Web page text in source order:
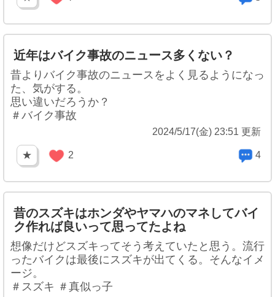
近年はバイク事故のニュース多くない？
昔よりバイク事故のニュースをよく見るようになっ
た、気がする。
思い違いだろうか？
＃バイク事故
2024/5/17(金) 23:51 更新
★ 2 4
昔のスズキはホンダやヤマハのマネしてバイ
ク作れば良いって思ってたよね
想像だけどスズキってそう考えていたと思う。流行
ったバイクは最後にスズキが出てくる。そんなイメ
ージ。
＃スズキ ＃真似っ子